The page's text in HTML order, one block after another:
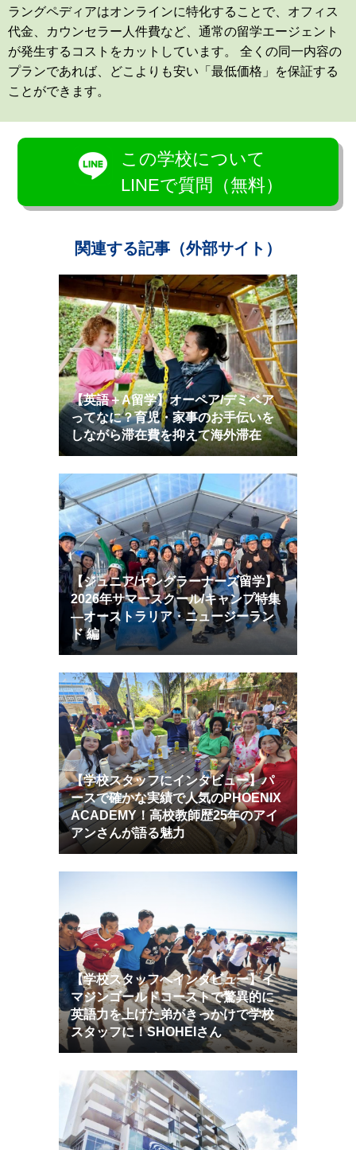
ラングペディアはオンラインに特化することで、オフィス
代金、カウンセラー人件費など、通常の留学エージェント
が発生するコストをカットしています。 全くの同一内容の
プランであれば、どこよりも安い「最低価格」を保証する
ことができます。
この学校について
LINEで質問（無料）
関連する記事（外部サイト）
【英語＋Α留学】オーペア/デミペア
ってなに？育児・家事のお手伝いを
しながら滞在費を抑えて海外滞在
【ジュニア/ヤングラーナーズ留学】
2026年サマースクール/キャンプ特集
―オーストラリア・ニュージーラン
ド 編
【学校スタッフにインタビュー】パ
ースで確かな実績で人気のPHOENIX
ACADEMY！高校教師歴25年のアイ
アンさんが語る魅力
【学校スタッフへインタビュー】イ
マジンゴールドコーストで驚異的に
英語力を上げた弟がきっかけで学校
スタッフに！SHOHEIさん